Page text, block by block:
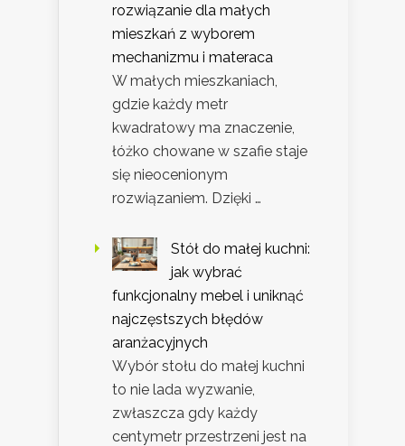
rozwiązanie dla małych
mieszkań z wyborem
mechanizmu i materaca
W małych mieszkaniach,
gdzie każdy metr
kwadratowy ma znaczenie,
łóżko chowane w szafie staje
się nieocenionym
rozwiązaniem. Dzięki …
Stół do małej kuchni:
jak wybrać
funkcjonalny mebel i uniknąć
najczęstszych błędów
aranżacyjnych
Wybór stołu do małej kuchni
to nie lada wyzwanie,
zwłaszcza gdy każdy
centymetr przestrzeni jest na